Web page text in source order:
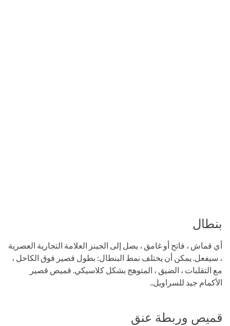
بنطال
أي قماش ، فاتح أو غامق ، يصل إلى الجينز العلامة التجارية العصرية
، سيفعل. يمكن أن يختلف نمط البنطال: بطول قصير فوق الكاحل ،
مع التقلبات ، الضيق ، المتوهج بشكل كلاسيكي. قميص قصير
الأكمام جيد للسراويل..
قميص وربطة عنق